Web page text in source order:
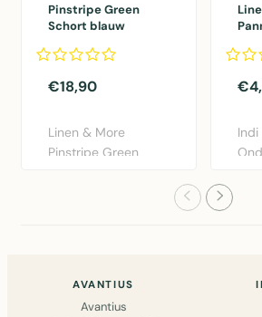
Pinstripe Green
Schort blauw
€18,90
Linen & More
Pinstripe Green
Indi
AVANTIUS
Avantius